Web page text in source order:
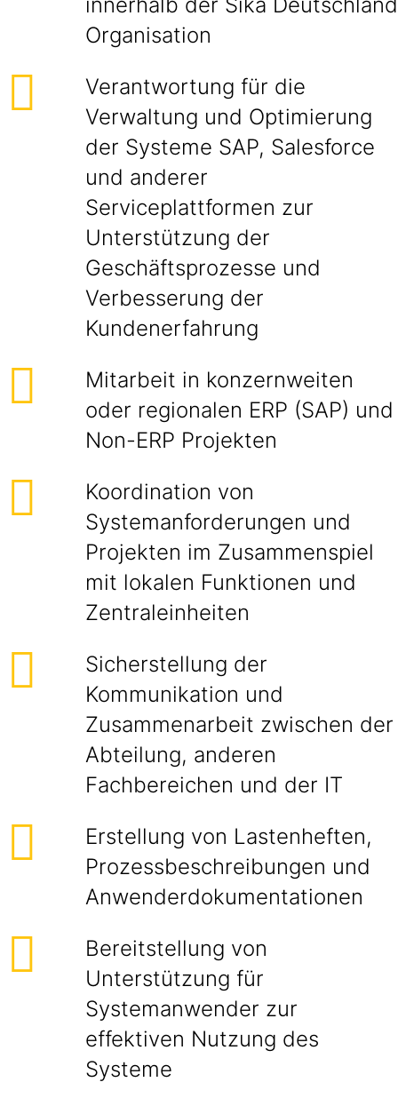
Organisation
Verantwortung für die
Verwaltung und Optimierung
der Systeme SAP, Salesforce
und anderer
Serviceplattformen zur
Unterstützung der
Geschäftsprozesse und
Verbesserung der
Kundenerfahrung
Mitarbeit in konzernweiten
oder regionalen ERP (SAP) und
Non-ERP Projekten
Koordination von
Systemanforderungen und
Projekten im Zusammenspiel
mit lokalen Funktionen und
Zentraleinheiten
Sicherstellung der
Kommunikation und
Zusammenarbeit zwischen der
Abteilung, anderen
Fachbereichen und der IT
Erstellung von Lastenheften,
Prozessbeschreibungen und
Anwenderdokumentationen
Bereitstellung von
Unterstützung für
Systemanwender zur
effektiven Nutzung des
Systeme